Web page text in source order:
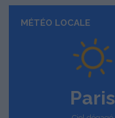
MÉTÉO LOCALE
Paris